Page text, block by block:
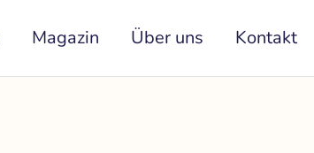
Magazin Über uns Kontakt